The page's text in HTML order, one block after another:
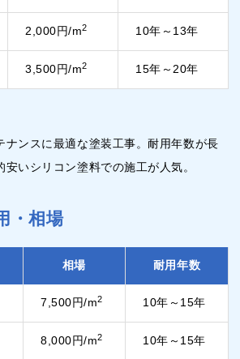
2,000円/m2 10年～13年
3,500円/m2 15年～20年
ナンスに最適な塗装工事。耐用年数が長
安いシリコン塗料での施工が人気。
・相場
相場 耐用年数
7,500円/m2 10年～15年
8,000円/m2 10年～15年